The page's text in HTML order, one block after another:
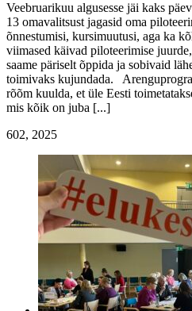
Veebruarikuu algusesse jäi kaks
13 omavalitsust jagasid oma
õnnestumisi, kursimuutusi, aga ka
viimased käivad piloteerimise
saame päriselt õppida ja sobivaid
toimivaks kujundada.
rõõm kuulda, et üle Eesti
mis kõik on juba [...]
602, 2025